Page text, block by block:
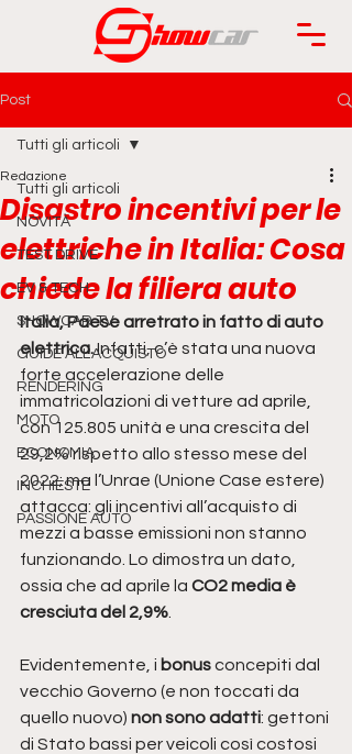
Post
Tutti gli articoli
NOVITÀ
TEST DRIVE
EV & TECH
SHOWCAR TV
GUIDE ALL'ACQUISTO
RENDERING
MOTO
ECONOMIA
INCHIESTE
PASSIONE AUTO
Tutti gli articoli
Disastro incentivi per le
elettriche in Italia: Cosa
chiede la filiera auto
Redazione
Italia, Paese arretrato in fatto di auto
elettrica. Infatti, c’è stata una nuova
forte accelerazione delle
immatricolazioni di vetture ad aprile,
con 125.805 unità e una crescita del
29,2% rispetto allo stesso mese del
2022; ma l’Unrae (Unione Case estere)
attacca: gli incentivi all’acquisto di
mezzi a basse emissioni non stanno
funzionando. Lo dimostra un dato,
ossia che ad aprile la CO2 media è
cresciuta del 2,9%
Evidentemente, i bonus concepiti dal
vecchio Governo (e non toccati da
quello nuovo) non sono adatti: gettoni
di Stato bassi per veicoli così costosi